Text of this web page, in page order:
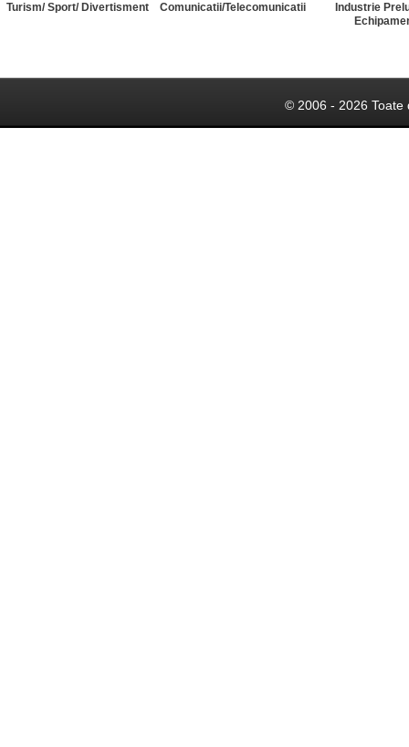
Turism/ Sport/ Divertisment Comunicatii/Telecomunicatii
Industrie
© 2006 - 2026